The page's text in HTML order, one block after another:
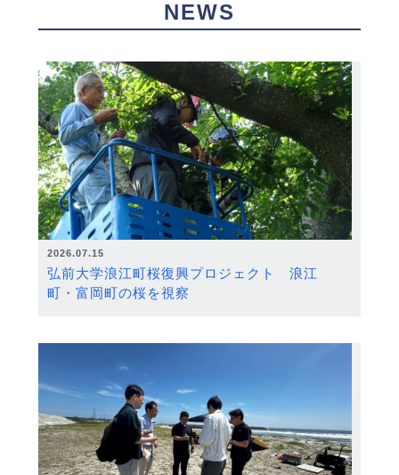
NEWS
2026.07.15
弘前大学浪江町桜復興プロジェクト 浪江
町・富岡町の桜を視察